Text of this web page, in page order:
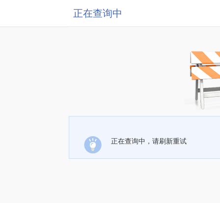
正在查询中
正在查询中，请刷新重试